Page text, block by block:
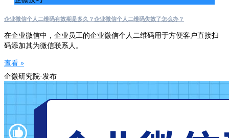
企业微信个人二维码有效期是多久？企业微信个人二维码失效了怎么办？
在企业微信中，企业员工的企业微信个人二维码用于方便客户直接扫
码添加其为微信联系人。
查看 »
企微研究院-发布